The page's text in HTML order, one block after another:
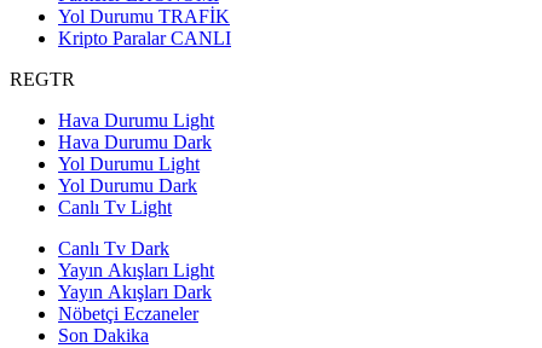
Yol Durumu TRAFİK
Kripto ParalarCANLI
REGTR
Hava Durumu Light
Hava Durumu Dark
Yol Durumu Light
Yol Durumu Dark
Canlı Tv Light
Canlı Tv Dark
Yayın Akışları Light
Yayın Akışları Dark
Nöbetçi Eczaneler
Son Dakika